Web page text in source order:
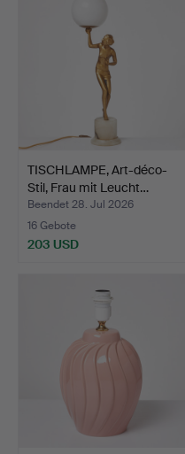
TISCHLAMPE, Art-déco-
Stil, Frau mit Leucht…
Beendet 28. Jul 2026
16 Gebote
203 USD